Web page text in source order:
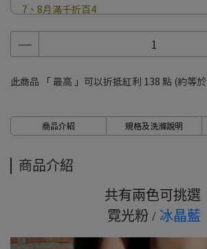
7、8月滿千折百4
7、8月滿千折百5
7、8月滿千折百10
7、8月滿千折百12
7、8月滿千折百15
此商品 「 最高 」可以折抵紅利 138 點 (約等於
商品介紹 規格及洗滌說明
商品介紹
共有兩色可挑選
霓光粉 / 冰晶藍